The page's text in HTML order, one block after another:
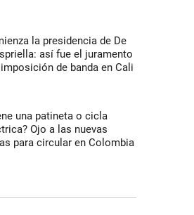
la presidencia de De
así fue el juramento
de banda en Cali
una patineta o cicla
Ojo a las nuevas
para circular en Colombia